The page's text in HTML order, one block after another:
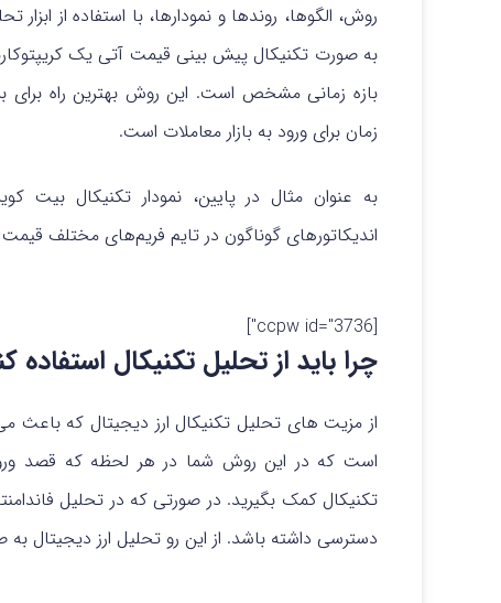
روش، الگوها، روندها و نمودارها، با استفاده از
به صورت تکنیکال پیش بینی قیمت آتی یک
بازه زمانی مشخص است. این روش بهترین راه برای
زمان برای ورود به بازار معاملات است.
اندیکاتورهای گوناگون در تایم فریم‌های مختلف
[ccpw id="3736"]
چرا باید از تحلیل تکنیکال استفاده
از مزیت های تحلیل تکنیکال ارز دیجیتال که باعث
است که در این روش شما در هر لحظه که قصد ورود
تکنیکال کمک بگیرید. در صورتی که در تحلیل
دسترسی داشته باشد. از این رو تحلیل ارز دیجیتال